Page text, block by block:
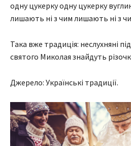
одну цукерку одну цукерку
лишають ні з чим лишають ні з
Така вже традиція: неслухняні
святого Миколая знайдуть
Джерело: Українські традиції.